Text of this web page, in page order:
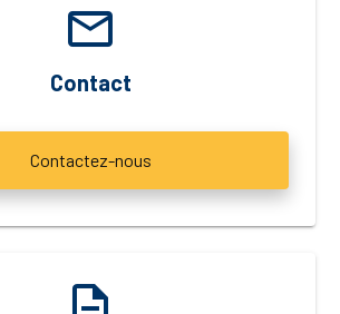
email
Contact
Contactez-nous